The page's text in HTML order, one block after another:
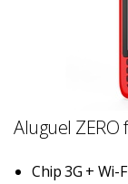
Aluguel
Chip 3G + Wi-